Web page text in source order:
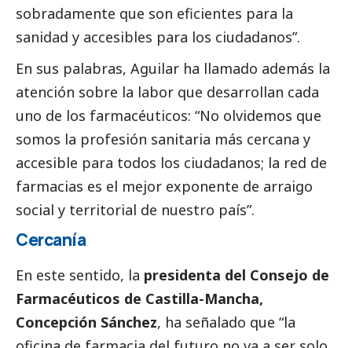
sobradamente que son eficientes para la
sanidad y accesibles para los ciudadanos”.
En sus palabras, Aguilar ha llamado además la
atención sobre la labor que desarrollan cada
uno de los farmacéuticos: “No olvidemos que
somos la profesión sanitaria más cercana y
accesible para todos los ciudadanos; la red de
farmacias es el mejor exponente de arraigo
social y territorial de nuestro país”.
Cercanía
En este sentido, la presidenta del Consejo de
Farmacéuticos de Castilla-Mancha,
Concepción Sánchez, ha señalado que “la